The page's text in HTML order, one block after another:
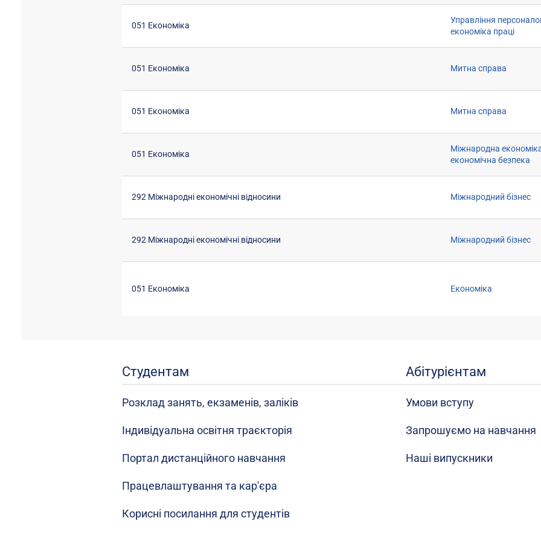
051 Економіка
Управління
економіка праці
051 Економіка Митна справа
051 Економіка Митна справа
051 Економіка
Міжнародна
економічна безпека
292 Міжнародні економічні відносини Міжнародний бізнес
292 Міжнародні економічні відносини Міжнародний бізнес
051 Економіка Економіка
Студентам
Розклад занять, екзаменів, заліків
Індивідуальна освітня траєкторія
Портал дистанційного навчання
Працевлаштування та кар'єра
Корисні посилання для студентів
Абітурієнтам
Умови вступу
Запрошуємо на навчання
Наші випускники